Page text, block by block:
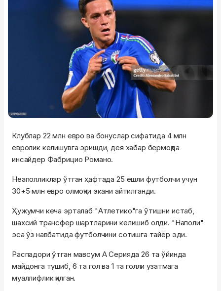
Клублар 22 млн евро ва бонуслар сифатида 4 млн
евролик келишувга эришди, дея хабар бермоқда
инсайдер Фабрицио Романо.
Неаполликлар ўтган ҳафтада 25 ёшли футболчи учун
30+5 млн евро олмоқчи экани айтилганди.
Ҳужумчи кеча эрталаб "Атлетико"га ўтишни истаб,
шахсий трансфер шартларини келишиб олди. "Наполи"
эса ўз навбатида футболчини сотишга тайёр эди.
Распадори ўтган мавсум А Серияда 26 та ўйинда
майдонга тушиб, 6 та гол ва 1 та голли узатмага
муаллифлик қилган.